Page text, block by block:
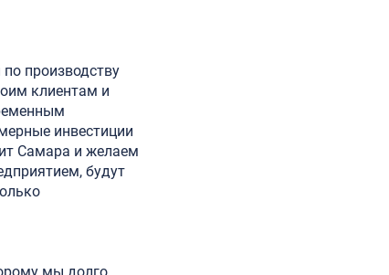
производству
клиентам и
инвестиции
Самара и желаем
будут